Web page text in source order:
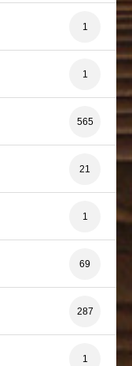
1
1
565
21
1
69
287
1